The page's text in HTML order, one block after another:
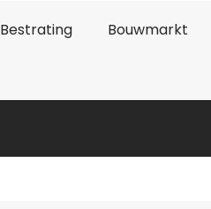
Bestrating
Bouwmarkt